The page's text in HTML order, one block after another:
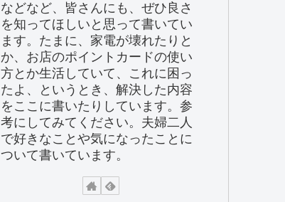
などなど、皆さんにも、ぜひ良さ
を知ってほしいと思って書いてい
ます。たまに、家電が壊れたりと
か、お店のポイントカードの使い
方とか生活していて、これに困っ
たよ、というとき、解決した内容
をここに書いたりしています。参
考にしてみてください。夫婦二人
で好きなことや気になったことに
ついて書いています。